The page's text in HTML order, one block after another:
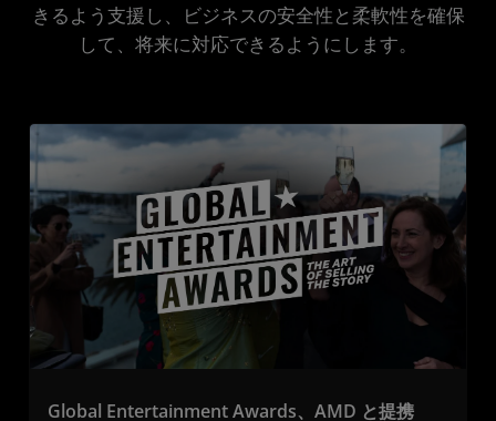
きるよう支援し、ビジネスの安全性と柔軟性を確保
して、将来に対応できるようにします。
Global Entertainment Awards、AMD と提携